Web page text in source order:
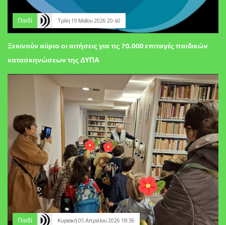
Παιδί Τρίτη 19 Μαΐου 2026 20:40
Ξεκινούν αύριο οι αιτήσεις για τις 70.000 επιταγές παιδικών
κατασκηνώσεων της ΔΥΠΑ
Παιδί Κυριακή 05 Απριλίου 2026 18:36